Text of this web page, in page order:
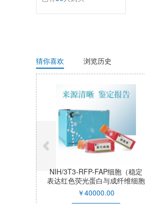
猜你喜欢 浏览历史
NIH/3T3-RFP-FAP细胞（稳定
表达红色荧光蛋白与成纤维细胞
激活蛋白α小鼠胚胎成纤维细
胞）XY-M053R-SL
￥40000.00